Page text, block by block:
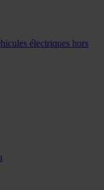
électriques hors